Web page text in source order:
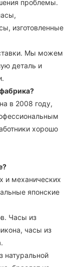
проблемы.
изготовленные
Мы можем
деталь и
в 2008 году,
хорошо
и механических
японские
Часы из
часы из
натуральной